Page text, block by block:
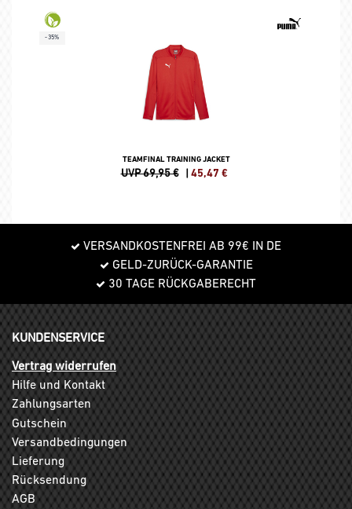
-35%
TEAMFINAL TRAINING JACKET
UVP 69,95 € | 45,47 €
VERSANDKOSTENFREI AB 99€ IN DE
GELD-ZURÜCK-GARANTIE
30 TAGE RÜCKGABERECHT
KUNDENSERVICE
Vertrag widerrufen
Hilfe und Kontakt
Zahlungsarten
Gutschein
Versandbedingungen
Lieferung
Rücksendung
AGB